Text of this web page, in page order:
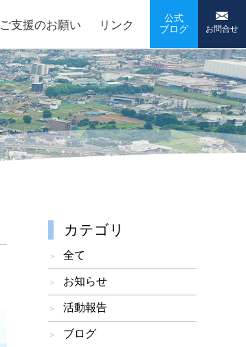
ご支援のお願い リンク お問合せ
公式
ブログ
カテゴリ
全て
お知らせ
活動報告
ブログ